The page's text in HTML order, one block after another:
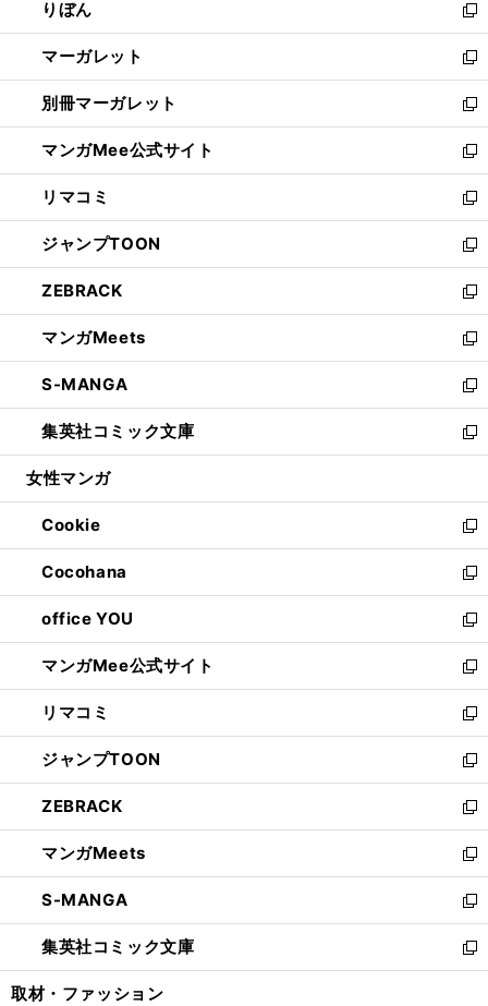
く
で
開
く
ド
ウ
で
開
く
ィ
ン
ド
ウ
で
開
く
りぼん
新
し
い
ウ
ィ
ン
ド
ウ
で
開
く
マーガレット
新
し
い
ウ
ィ
ン
ド
ウ
で
開
く
別冊マーガレット
新
し
い
ウ
ィ
ン
ド
ウ
で
開
く
マンガMee公式サイト
新
し
い
ウ
ィ
ン
ド
ウ
で
開
く
リマコミ
新
し
い
ウ
ィ
ン
ド
ウ
で
開
く
ジャンプTOON
新
し
い
ウ
ィ
ン
ド
ウ
で
開
ZEBRACK
新
し
い
ウ
ィ
ン
ド
ウ
開
く
マンガMeets
新
し
い
ウ
ィ
ン
ウ
で
開
く
S-MANGA
新
し
い
ウ
ン
ド
ウ
で
開
く
集英社コミック文庫
新
し
ウ
ィ
ン
ド
ウ
で
開
く
女性マンガ
Cookie
新
し
い
ウ
ィ
ン
ド
ウ
で
開
く
Cocohana
新
し
い
ウ
ィ
ン
ド
ウ
で
開
く
office YOU
新
し
い
ウ
ィ
ン
ド
ウ
で
開
く
マンガMee公式サイト
新
し
い
ウ
ィ
ン
ド
ウ
で
開
く
リマコミ
新
し
い
ウ
ィ
ン
ド
ウ
で
開
く
ジャンプTOON
新
し
い
ウ
ィ
ン
ド
ウ
で
開
ZEBRACK
新
し
い
ウ
ィ
ン
ド
ウ
マンガMeets
新
し
い
ウ
ィ
ン
S-MANGA
新
し
い
ウ
集英社コミック文庫
新
し
取材・ファッション